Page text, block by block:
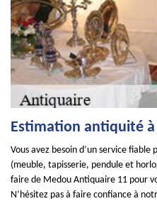
Estimation antiquité
Vous avez besoin d’un service fiable
(meuble, tapisserie, pendule et
faire de Medou Antiquaire 11 pour
N’hésitez pas à faire confiance à